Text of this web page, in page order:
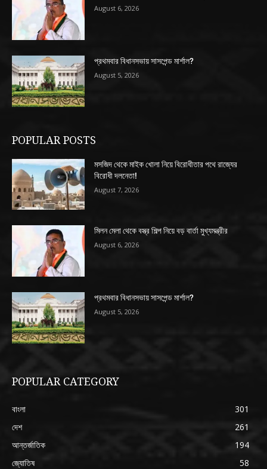
August 6, 2026
প্রথমবার বিধানসভায় সাসপেন্ড মার্শাল?
August 5, 2026
POPULAR POSTS
মসজিদ থেকে মাইক খোলা নিয়ে বিরোধীতার পথে রাজ্যের
বিরোধী দলনেতা!
August 7, 2026
মিলন মেলা থেকে বস্ত্র শিল্প নিয়ে বড় বার্তা মুখ্যমন্ত্রীর
August 6, 2026
প্রথমবার বিধানসভায় সাসপেন্ড মার্শাল?
August 5, 2026
POPULAR CATEGORY
বাংলা
301
দেশ
261
আন্তর্জাতিক
194
জ্যোতিষ
58